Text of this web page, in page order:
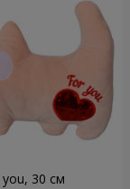
30 см